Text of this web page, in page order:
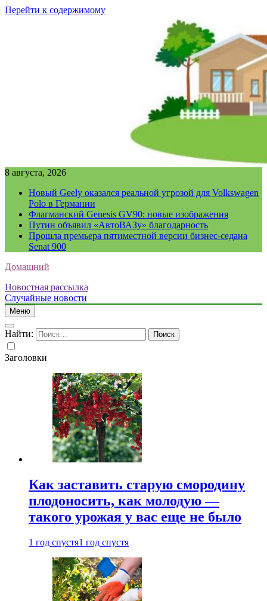
Перейти к содержимому
8 августа, 2026
Новый Geely оказался реальной угрозой для Volkswagen
Polo в Германии
Флагманский Genesis GV90: новые изображения
Путин объявил «АвтоВАЗу» благодарность
Прошла премьера пятиместной версии бизнес-седана
Senat 900
Домашний
Новостная рассылка
Случайные новости
Меню
Найти:
Заголовки
Как заставить старую смородину
плодоносить, как молодую —
такого урожая у вас еще не было
1 год спустя1 год спустя